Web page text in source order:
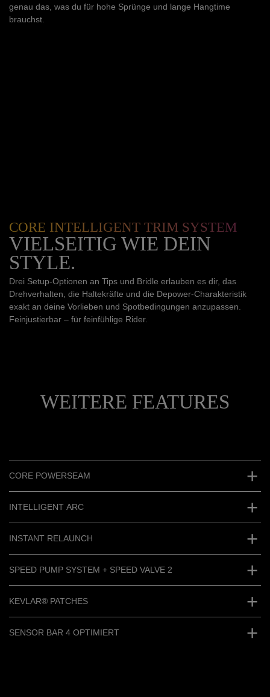
genau das, was du für hohe Sprünge und lange Hangtime
brauchst.
CORE INTELLIGENT TRIM SYSTEM
VIELSEITIG WIE DEIN
STYLE.
Drei Setup-Optionen an Tips und Bridle erlauben es dir, das
Drehverhalten, die Haltekräfte und die Depower-Charakteristik
exakt an deine Vorlieben und Spotbedingungen anzupassen.
Feinjustierbar – für feinfühlige Rider.
WEITERE FEATURES
CORE POWERSEAM
INTELLIGENT ARC
INSTANT RELAUNCH
SPEED PUMP SYSTEM + SPEED VALVE 2
KEVLAR® PATCHES
SENSOR BAR 4 OPTIMIERT